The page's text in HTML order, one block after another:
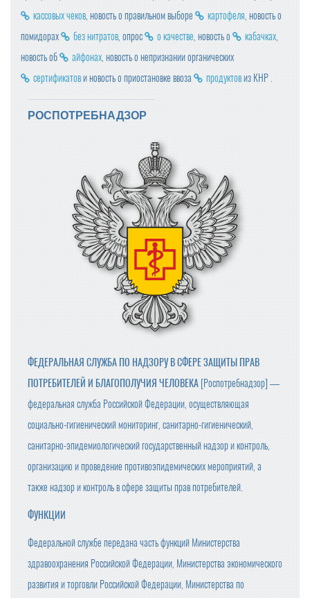
кассовых чеков, новость о правильном выборе картофеля, новость о
помидорах
без нитратов, опрос о качестве, новость о кабачках,
новость об
айфонах, новость о непризнании органических
сертификатови новость о приостановке ввоза продуктовиз КНР .
РОСПОТРЕБНАДЗОР
ФЕДЕРАЛЬНАЯ СЛУЖБА ПО НАДЗОРУ В СФЕРЕ ЗАЩИТЫ ПРАВ
ПОТРЕБИТЕЛЕЙ И БЛАГОПОЛУЧИЯ ЧЕЛОВЕКА [Роспотребнадзор] —
федеральная служба Российской Федерации, осуществляющая
социально-гигиенический мониторинг, санитарно-гигиенический,
санитарно-эпидемиологический государственный надзор и контроль,
организацию и проведение противоэпидемических мероприятий, а
также надзор и контроль в сфере защиты прав потребителей.
ФУНКЦИИ
Федеральной службе передана часть функций Министерства
здравоохранения Российской Федерации, Министерства экономического
развития и торговли Российской Федерации, Министерства по